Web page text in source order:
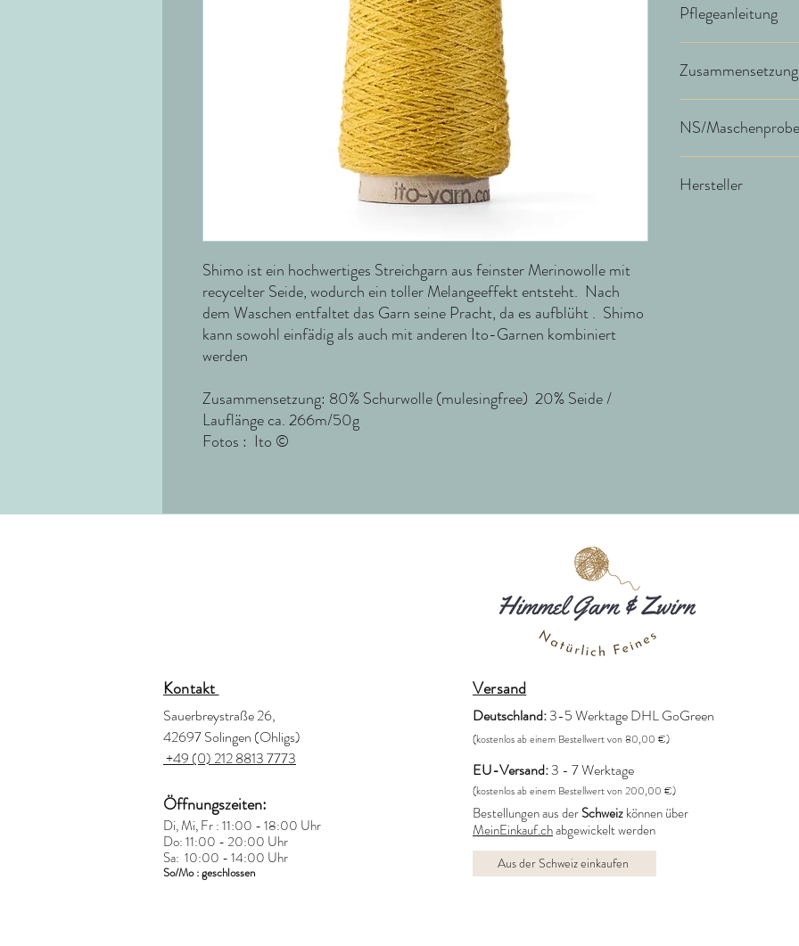
Shimo ist ein hochwertiges Streichgarn aus feinster Merinowolle mit
recycelter Seide, wodurch ein toller Melangeeffekt entsteht. Nach
dem Waschen entfaltet das Garn seine Pracht, da es aufblüht . Shimo
kann sowohl einfädig als auch mit anderen Ito-Garnen kombiniert
werden
Zusammensetzung: 80% Schurwolle (mulesingfree) 20% Seide /
Lauflänge ca. 266m/50g
Fotos : Ito ©
Pflegeanleitung
Zusammensetzung
NS/Maschenprobe
Hersteller
Kontakt
Sauerbreystraße 26,
42697 Solingen (Ohligs)
+49 (0) 212 8813 7773
Öffnungszeiten:
Di, Mi, Fr : 11:00 - 18:00 Uhr
Do: 11:00 - 20:00 Uhr
Sa: 10:00 - 14:00 Uhr
So/Mo : geschlossen
Versand
Deutschland:3-5 Werktage DHL GoGreen
(kostenlos ab einem Bestellwert von 80,00 €)
EU-Versand:3 - 7 Werktage
(kostenlos ab einem Bestellwert von 200,00 €)
Bestellungen aus derSchweizkönnen über
MeinEinkauf.chabgewickelt werden
Aus der Schweiz einkaufen